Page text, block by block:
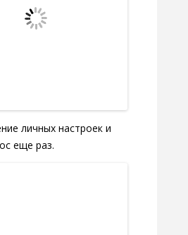
личных настроек и
еще раз.